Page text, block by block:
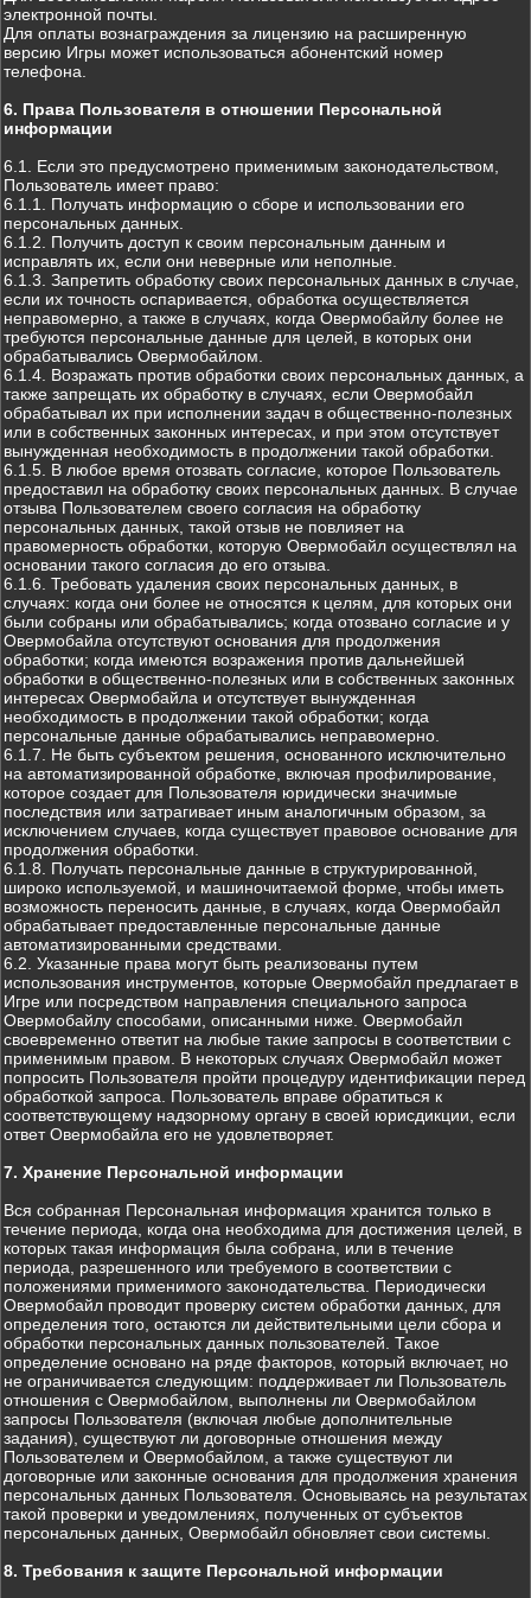
электронной почты.
Для оплаты вознаграждения за лицензию на расширенную
версию Игры может использоваться абонентский номер
телефона.
6. Права Пользователя в отношении Персональной
информации
6.1. Если это предусмотрено применимым законодательством,
Пользователь имеет право:
6.1.1. Получать информацию о сборе и использовании его
персональных данных.
6.1.2. Получить доступ к своим персональным данным и
исправлять их, если они неверные или неполные.
6.1.3. Запретить обработку своих персональных данных в случае,
если их точность оспаривается, обработка осуществляется
неправомерно, а также в случаях, когда Овермобайлу более не
требуются персональные данные для целей, в которых они
обрабатывались Овермобайлом.
6.1.4. Возражать против обработки своих персональных данных, а
также запрещать их обработку в случаях, если Овермобайл
обрабатывал их при исполнении задач в общественно-полезных
или в собственных законных интересах, и при этом отсутствует
вынужденная необходимость в продолжении такой обработки.
6.1.5. В любое время отозвать согласие, которое Пользователь
предоставил на обработку своих персональных данных. В случае
отзыва Пользователем своего согласия на обработку
персональных данных, такой отзыв не повлияет на
правомерность обработки, которую Овермобайл осуществлял на
основании такого согласия до его отзыва.
6.1.6. Требовать удаления своих персональных данных, в
случаях: когда они более не относятся к целям, для которых они
были собраны или обрабатывались; когда отозвано согласие и у
Овермобайла отсутствуют основания для продолжения
обработки; когда имеются возражения против дальнейшей
обработки в общественно-полезных или в собственных законных
интересах Овермобайла и отсутствует вынужденная
необходимость в продолжении такой обработки; когда
персональные данные обрабатывались неправомерно.
6.1.7. Не быть субъектом решения, основанного исключительно
на автоматизированной обработке, включая профилирование,
которое создает для Пользователя юридически значимые
последствия или затрагивает иным аналогичным образом, за
исключением случаев, когда существует правовое основание для
продолжения обработки.
6.1.8. Получать персональные данные в структурированной,
широко используемой, и машиночитаемой форме, чтобы иметь
возможность переносить данные, в случаях, когда Овермобайл
обрабатывает предоставленные персональные данные
автоматизированными средствами.
6.2. Указанные права могут быть реализованы путем
использования инструментов, которые Овермобайл предлагает в
Игре или посредством направления специального запроса
Овермобайлу способами, описанными ниже. Овермобайл
своевременно ответит на любые такие запросы в соответствии с
применимым правом. В некоторых случаях Овермобайл может
попросить Пользователя пройти процедуру идентификации перед
обработкой запроса. Пользователь вправе обратиться к
соответствующему надзорному органу в своей юрисдикции, если
ответ Овермобайла его не удовлетворяет.
7. Хранение Персональной информации
Вся собранная Персональная информация хранится только в
течение периода, когда она необходима для достижения целей, в
которых такая информация была собрана, или в течение
периода, разрешенного или требуемого в соответствии с
положениями применимого законодательства. Периодически
Овермобайл проводит проверку систем обработки данных, для
определения того, остаются ли действительными цели сбора и
обработки персональных данных пользователей. Такое
определение основано на ряде факторов, который включает, но
не ограничивается следующим: поддерживает ли Пользователь
отношения с Овермобайлом, выполнены ли Овермобайлом
запросы Пользователя (включая любые дополнительные
задания), существуют ли договорные отношения между
Пользователем и Овермобайлом, а также существуют ли
договорные или законные основания для продолжения хранения
персональных данных Пользователя. Основываясь на результатах
такой проверки и уведомлениях, полученных от субъектов
персональных данных, Овермобайл обновляет свои системы.
8. Требования к защите Персональной информации